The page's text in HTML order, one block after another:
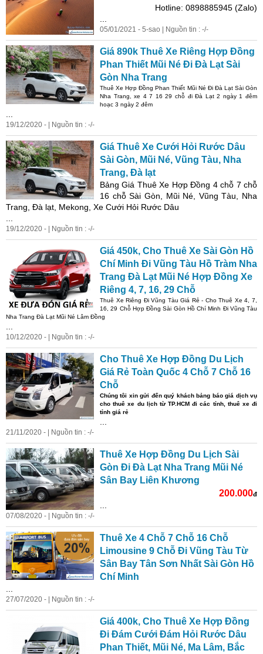
Hotline: 0898885945 (Zalo)
05/01/2021 - 5-sao | Nguồn tin : -/-
Giá 890k Thuê Xe Riêng Hợp Đồng
Phan Thiết Mũi Né Đi Đà Lạt Sài
Gòn Nha Trang
Thuê Xe Hợp ĐồngPhan Thiết Mũi Né Đi Đà Lạt Sài Gòn
Nha Trang, xe 4 7 16 29 chỗ đi Đà Lạt 2 ngày 1 đêm
hoạc 3 ngày 2 đêm
19/12/2020 - | Nguồn tin : -/-
Giá Thuê Xe Cưới Hỏi Rước Dâu
Sài Gòn, Mũi Né, Vũng Tàu, Nha
Trang, Đà lạt
Bảng Giá Thuê Xe Hợp Đồng 4 chỗ 7 chỗ
16 chỗ Sài Gòn, Mũi Né, Vũng Tàu, Nha
Trang, Đà lạt, Mekong, Xe Cưới Hỏi Rước Dâu
19/12/2020 - | Nguồn tin : -/-
Giá 450k, Cho Thuê Xe Sài Gòn Hồ
Chí Minh Đi Vũng Tàu Hồ Tràm Nha
Trang Đà Lạt Mũi Né Hợp Đồng Xe
Riêng 4, 7, 16, 29 Chỗ
Thuê Xe Riêng Đi Vũng Tàu Giá Rẻ - Cho Thuê Xe 4, 7,
16, 29 Chỗ Hợp Đồng Sài Gòn Hồ Chí Minh Đi Vũng Tàu
Nha Trang Đà Lạt Mũi Né Lâm Đồng
10/12/2020 - | Nguồn tin : -/-
Cho Thuê Xe Hợp Đồng Du Lịch
Giá Rẻ Toàn Quốc 4 Chỗ 7 Chỗ 16
Chỗ
Chúng tôi xin gửi đến quý khách bảng báo giá dịch vụ
cho thuê xe du lịch từ TP.HCM đi các tỉnh, thuê xe đi
tỉnh giá rẻ
21/11/2020 - | Nguồn tin : -/-
Thuê Xe Hợp Đồng Du Lịch Sài
Gòn Đi Đà Lạt Nha Trang Mũi Né
Sân Bay Liên Khương
200.000đ
07/08/2020 - | Nguồn tin : -/-
Thuê Xe 4 Chỗ 7 Chỗ 16 Chỗ
Limousine 9 Chỗ Đi Vũng Tàu Từ
Sân Bay Tân Sơn Nhất Sài Gòn Hồ
Chí Minh
27/07/2020 - | Nguồn tin : -/-
Giá 400k, Cho Thuê Xe Hợp Đồng
Đi Đám Cưới Đám Hỏi Rước Dâu
Phan Thiết, Mũi Né, Ma Lâm, Bắc